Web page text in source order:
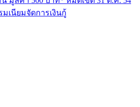
มเนียมจัดการเงินกู้